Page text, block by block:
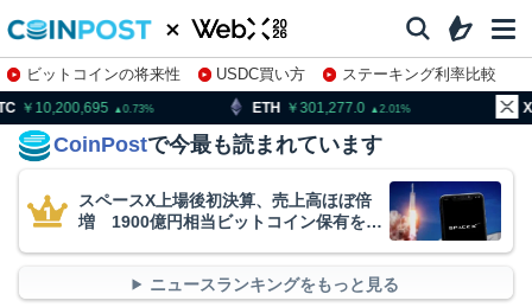
ビットコインの将来性 USDC買い方
ステーキング利率比較
株特集・関連銘柄
0.73 ETH 301,277.0 2.01 XRP
CoinPostで今最も読まれています
スペースX上場後初決算、売上高ほぼ倍
増 1900億円相当ビットコイン保有を継
ニュースランキングをもっと見る